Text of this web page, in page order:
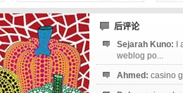
后评论
Sejarah Kuno:
weblog po...
Ahmed: casino